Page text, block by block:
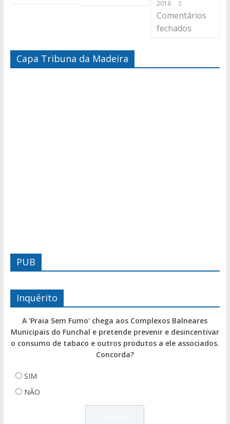
2016
Comentários
fechados
Capa Tribuna da Madeira
PUB
Inquérito
A 'Praia Sem Fumo' chega aos Complexos Balneares
Municipais do Funchal e pretende prevenir e desincentivar
o consumo de tabaco e outros produtos a ele associados.
Concorda?
SIM
NÃO